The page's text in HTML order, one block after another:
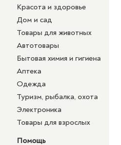
Красота и здоровье
Дом и сад
Товары для животных
Автотовары
Бытовая химия и гигиена
Аптека
Одежда
Туризм, рыбалка, охота
Электроника
Товары для взрослых
Помощь